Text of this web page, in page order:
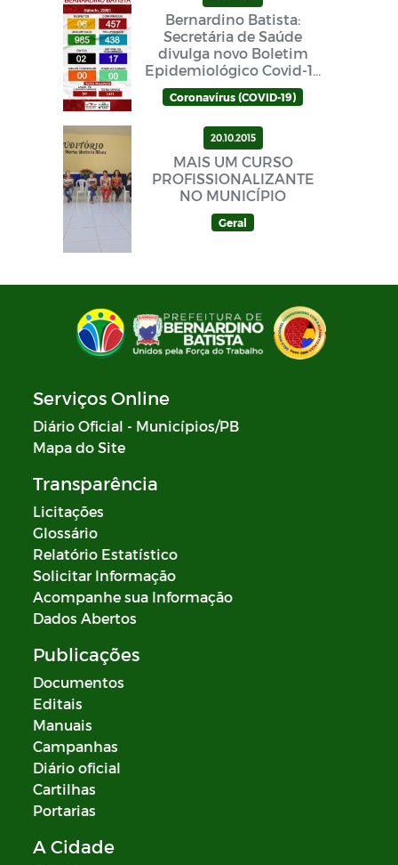
Bernardino Batista:
Secretária de Saúde
divulga novo Boletim
Epidemiológico Covid-19
neste sábado (22/01)
Coronavírus (COVID-19)
20.10.2015
MAIS UM CURSO
PROFISSIONALIZANTE
NO MUNICÍPIO
Geral
Serviços Online
Diário Oficial - Municípios/PB
Mapa do Site
Transparência
Licitações
Glossário
Relatório Estatístico
Solicitar Informação
Acompanhe sua Informação
Dados Abertos
Publicações
Documentos
Editais
Manuais
Campanhas
Diário oficial
Cartilhas
Portarias
A Cidade